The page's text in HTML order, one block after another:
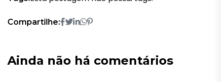
Compartilhe:
Ainda não há comentários